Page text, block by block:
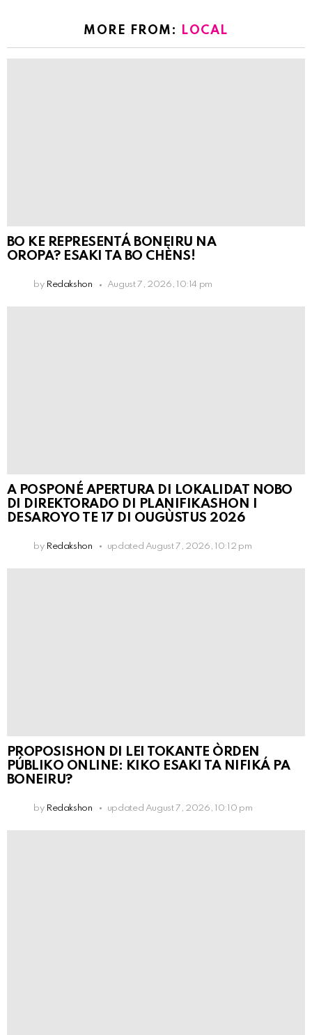
MORE FROM: LOCAL
BO KE REPRESENTÁ BONEIRU NA
OROPA? ESAKI TA BO CHÈNS!
by Redakshon August 7, 2026, 10:14 pm
A POSPONÉ APERTURA DI LOKALIDAT NOBO
DI DIREKTORADO DI PLANIFIKASHON I
DESAROYO TE 17 DI OUGÙSTUS 2026
by Redakshon updated August 7, 2026, 10:12 pm
PROPOSISHON DI LEI TOKANTE ÒRDEN
PÚBLIKO ONLINE: KIKO ESAKI TA NIFIKÁ PA
BONEIRU?
by Redakshon updated August 7, 2026, 10:10 pm